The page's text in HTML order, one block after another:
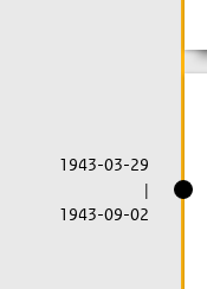
1943-03-29
|
1943-09-02